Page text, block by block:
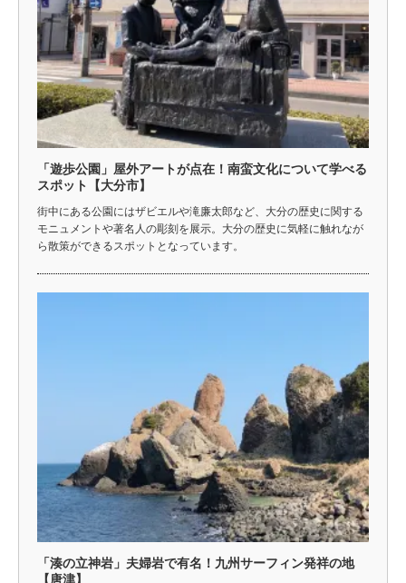
「遊歩公園」屋外アートが点在！南蛮文化について学べる
スポット【大分市】
街中にある公園にはザビエルや滝廉太郎など、大分の歴史に関する
モニュメントや著名人の彫刻を展示。大分の歴史に気軽に触れなが
ら散策ができるスポットとなっています。
「湊の立神岩」夫婦岩で有名！九州サーフィン発祥の地
【唐津】